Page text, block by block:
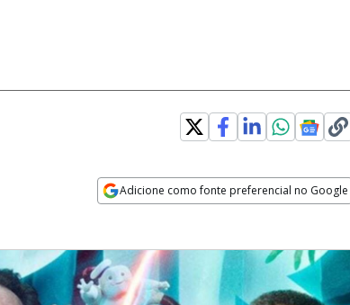
Adicione como fonte preferencial no Google